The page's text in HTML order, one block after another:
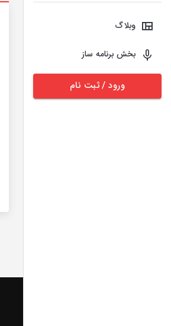
وبلاگ
بخش برنامه ساز
ورود / ثبت نام